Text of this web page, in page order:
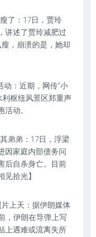
了：17日，贾玲
讲述了贾玲减肥过
，崩溃的是，她却
动：近期，网传“小
利枢纽风景区郑重声
活动。
弟弟：17日，浮梁
因家庭内部债务问
后自杀身亡。目前
拾光】
上天：据伊朗媒体
，伊朗在导弹上写
上遇难或流离失所